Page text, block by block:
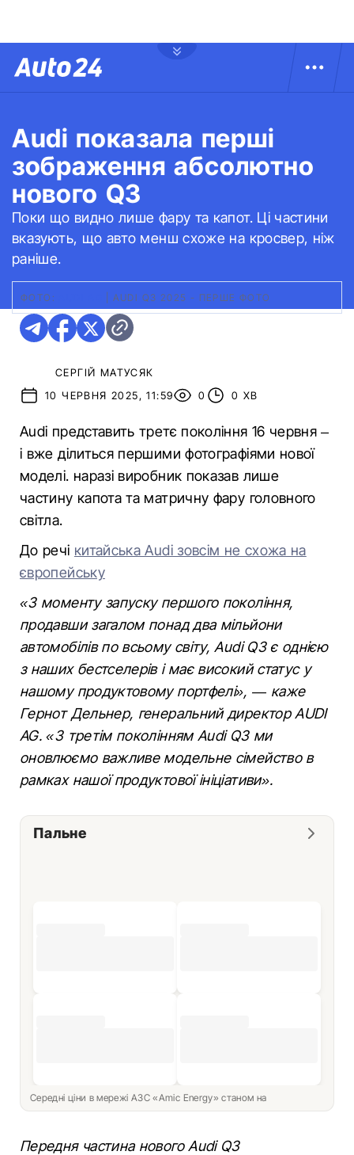
Audi показала перші
зображення абсолютно
нового Q3
Поки що видно лише фару та капот. Ці частини
вказують, що авто менш схоже на кросвер, ніж
раніше.
ФОТО: AUDI Q3 2025 - ПЕРШЕ ФОТО
СЕРГІЙ МАТУСЯК
10 ЧЕРВНЯ 2025, 11:59
0 0 ХВ
Audi представить третє покоління 16 червня –
і вже ділиться першими фотографіями нової
моделі. наразі виробник показав лише
частину капота та матричну фару головного
світла.
До речі китайська Audi зовсім не схожа на
європейську
«З моменту запуску першого покоління,
продавши загалом понад два мільйони
автомобілів по всьому світу, Audi Q3 є однією
з наших бестселерів і має високий статус у
нашому продуктовому портфелі», — каже
Гернот Дельнер, генеральний директор AUDI
AG. «З третім поколінням Audi Q3 ми
оновлюємо важливе модельне сімейство в
рамках нашої продуктової ініціативи».
Пальне
Середні ціни в мережі АЗС «Amic Energy» станом на
Передня частина нового Audi Q3